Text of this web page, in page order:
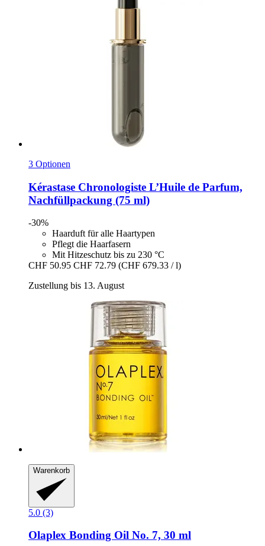
3 Optionen
Kérastase Chronologiste L’Huile de Parfum,
Nachfüllpackung (75 ml)
-30%
Haarduft für alle Haartypen
Pflegt die Haarfasern
Mit Hitzeschutz bis zu 230 °C
CHF 50.95 CHF 72.79 (CHF 679.33 / l)
Zustellung bis 13. August
Warenkorb
5.0 (3)
Olaplex Bonding Oil No. 7, 30 ml